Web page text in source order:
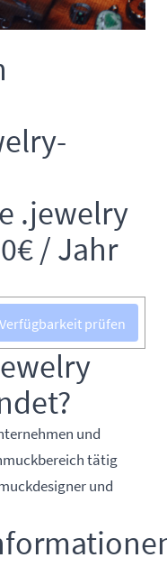
.jewelry
/ Jahr
Verfügbarkeit prüfen
und
tätig
und